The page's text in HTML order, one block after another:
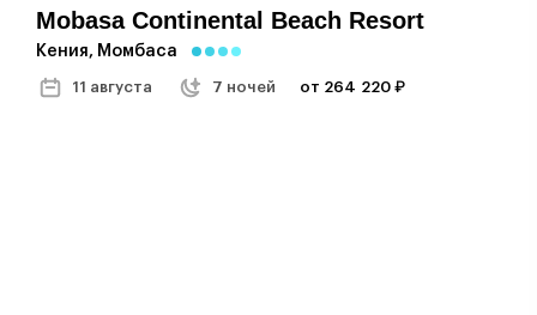
Mobasa Continental Beach Resort
Кения, Момбаса
11 августа 7 ночей от 264 220 ₽